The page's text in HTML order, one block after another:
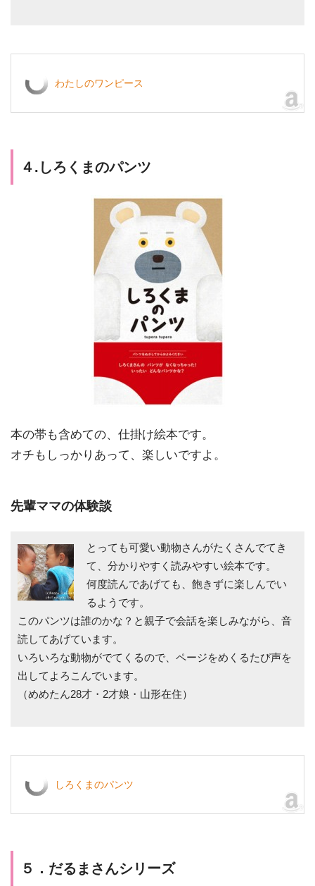
わたしのワンピース
４.しろくまのパンツ
本の帯も含めての、仕掛け絵本です。
オチもしっかりあって、楽しいですよ。
先輩ママの体験談
とっても可愛い動物さんがたくさんでてき
て、分かりやすく読みやすい絵本です。
何度読んであげても、飽きずに楽しんでい
るようです。
このパンツは誰のかな？と親子で会話を楽しみながら、音
読してあげています。
いろいろな動物がでてくるので、ページをめくるたび声を
出してよろこんでいます。
（めめたん28才・2才娘・山形在住）
しろくまのパンツ
５．だるまさんシリーズ